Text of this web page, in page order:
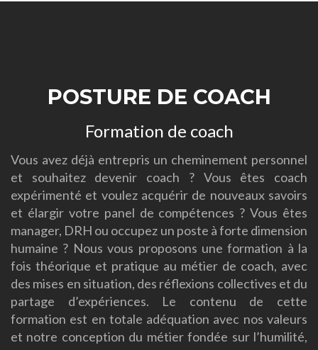
POSTURE DE COACH
Formation de coach
Vous avez déjà entrepris un cheminement personnel
et souhaitez devenir coach ? Vous êtes coach
expérimenté et voulez acquérir de nouveaux savoirs
et élargir votre panel de compétences ? Vous êtes
manager, DRH ou occupez un poste à forte dimension
humaine ? Nous vous proposons une formation à la
fois théorique et pratique au métier de coach, avec
des mises en situation, des réflexions collectives et du
partage d’expériences. Le contenu de cette
formation est en totale adéquation avec nos valeurs
et notre conception du métier fondée sur l’humilité,